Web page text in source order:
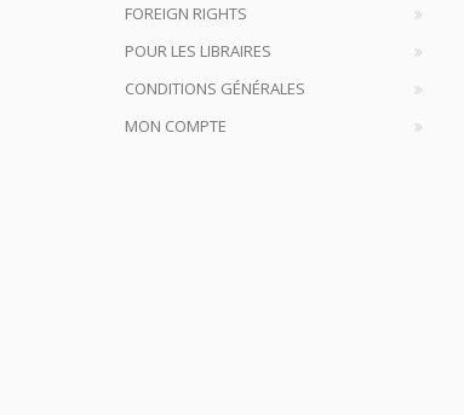
FOREIGN RIGHTS
POUR LES LIBRAIRES
CONDITIONS GÉNÉRALES
MON COMPTE